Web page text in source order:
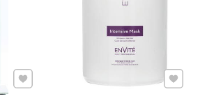
Pridať k Obľúbeným Pridať